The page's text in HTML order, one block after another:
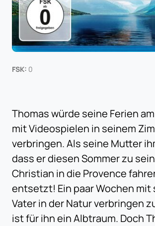
FSK: 0
Thomas würde seine Ferien
mit Videospielen in seinem
verbringen. Als seine Mutter
dass er diesen Sommer zu
Christian in die Provence
entsetzt! Ein paar Wochen mit
Vater in der Natur verbringen
ist für ihn ein Albtraum. Doch